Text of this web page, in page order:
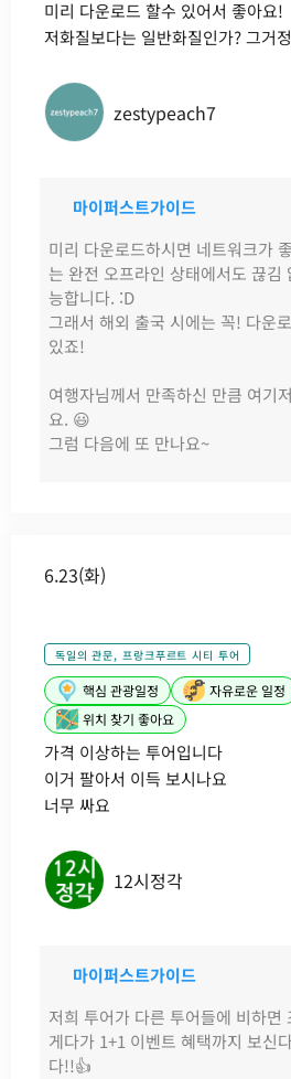
미리 다운로드 할수 있어서 좋아요!
저화질보다는 일반화질인가? 그거
zestypeach7
마이퍼스트가이드
미리 다운로드하시면 네트워크가
는 완전 오프라인 상태에서도 끊
능합니다. :D
그래서 해외 출국 시에는 꼭! 다운
있죠!
여행자님께서 만족하신 만큼 여기
요. 😃
그럼 다음에 또 만나요~
6.23(화)
독일의 관문, 프랑크푸르트 시티 투어
핵심 관광일정 자유로운 일정
위치 찾기 좋아요
가격 이상하는 투어입니다
이거 팔아서 이득 보시나요
너무 싸요
12시정각
마이퍼스트가이드
저희 투어가 다른 투어들에 비하면
게다가 1+1 이벤트 혜택까지 보신
다!!👍